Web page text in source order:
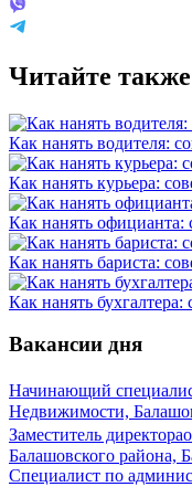
Читайте также
Как нанять водителя:
Как нанять курьера:
Как нанять официанта:
Как нанять бариста:
Как нанять
Вакансии дня
Начинающий
Недвижимости,
Заместитель директора
Балашовского района,
Специалист по